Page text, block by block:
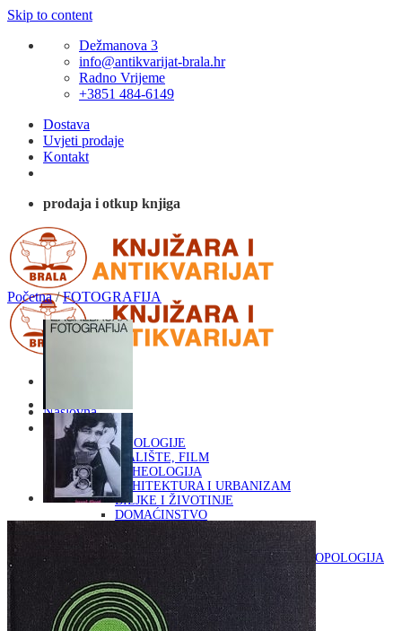
Skip to content
Dežmanova 3
info@antikvarijat-brala.hr
Radno Vrijeme
+3851 484-6149
Dostava
Uvjeti prodaje
Kontakt
prodaja i otkup knjiga
Naslovna
KNJIGE
OD ARHEOLOGIJE
DO KAZALIŠTE, FILM
ARHEOLOGIJA
ARHITEKTURA I URBANIZAM
BILJKE I ŽIVOTINJE
DOMAĆINSTVO
ENCIKLOPEDIJE I LEKSIKONI
ETNOLOGIJA
FILOZOFIJA, SOCIOLOGIJA, ANTROPOLOGIJA
FOTOGRAFIJA
GLAZBENA UMJETNOST
KAZALIŠTE, FILM
OD KNJIŽEVNOST
Početna / FOTOGRAFIJA